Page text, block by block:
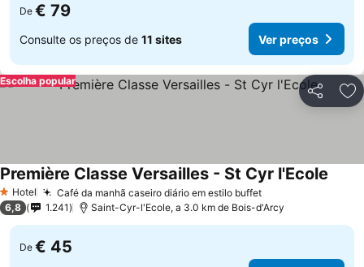
De € 79
Consulte os preços de 11 sites Ver preços
Partilhar
Escolha popular
1 Estrelas
Hotel Café da manhã caseiro diário em estilo buffet
Première Classe Versailles - St Cyr l'Ecole
6,8 1.241 Saint-Cyr-l'Ecole, a 3.0 km de Bois-d'Arcy
De € 45